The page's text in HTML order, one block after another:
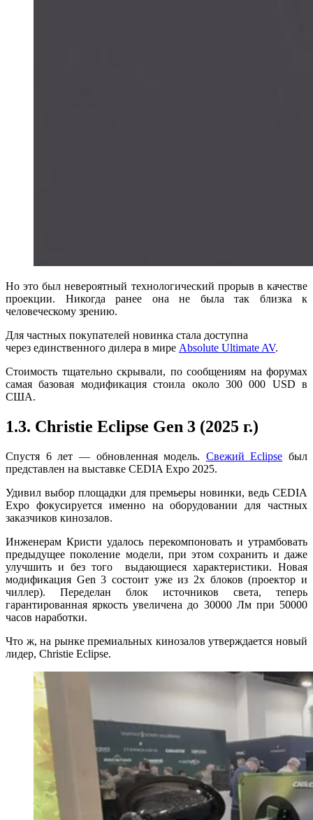
Но это был невероятный технологический прорыв в качестве
проекции. Никогда ранее она не была так близка к
человеческому зрению.
Для частных покупателей новинка стала доступна
через единственного дилера в мире Absolute Ultimate AV.
Стоимость тщательно скрывали, по сообщениям на форумах
самая базовая модификация стоила около 300 000 USD в
США.
1.3. Christie Eclipse Gen 3 (2025 г.)
Спустя 6 лет — обновленная модель. Свежий Eclipse был
представлен на выставке CEDIA Expo 2025.
Удивил выбор площадки для премьеры новинки, ведь CEDIA
Expo фокусируется именно на оборудовании для частных
заказчиков кинозалов.
Инженерам Кристи удалось перекомпоновать и утрамбовать
предыдущее поколение модели, при этом сохранить и даже
улучшить и без того выдающиеся характеристики. Новая
модификация Gen 3 состоит уже из 2х блоков (проектор и
чиллер). Переделан блок источников света, теперь
гарантированная яркость увеличена до 30000 Лм при 50000
часов наработки.
Что ж, на рынке премиальных кинозалов утверждается новый
лидер, Christie Eclipse.